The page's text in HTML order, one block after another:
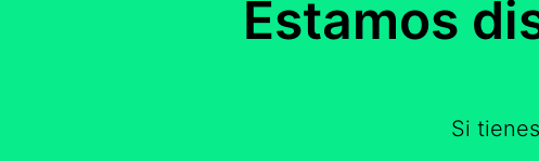
Estamos
Si